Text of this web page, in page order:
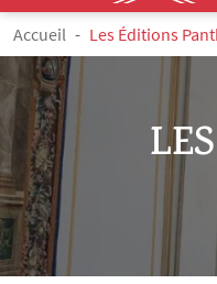
Aller au contenu principal
Fil d'Ariane
Accueil Les Éditions